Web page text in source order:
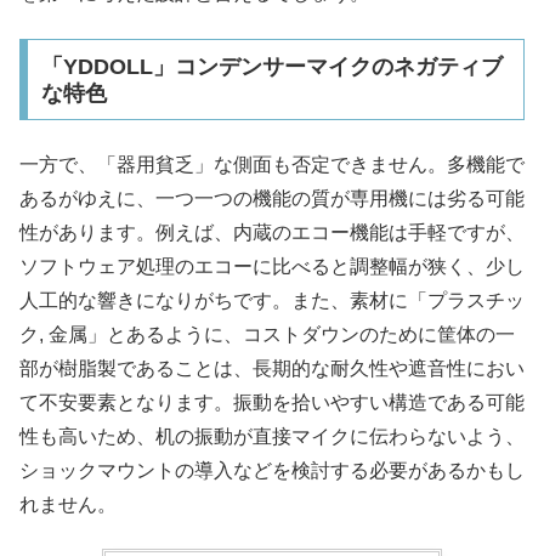
「YDDOLL」コンデンサーマイクのネガティブ
な特色
一方で、「器用貧乏」な側面も否定できません。多機能で
あるがゆえに、一つ一つの機能の質が専用機には劣る可能
性があります。例えば、内蔵のエコー機能は手軽ですが、
ソフトウェア処理のエコーに比べると調整幅が狭く、少し
人工的な響きになりがちです。また、素材に「プラスチッ
ク, 金属」とあるように、コストダウンのために筐体の一
部が樹脂製であることは、長期的な耐久性や遮音性におい
て不安要素となります。振動を拾いやすい構造である可能
性も高いため、机の振動が直接マイクに伝わらないよう、
ショックマウントの導入などを検討する必要があるかもし
れません。